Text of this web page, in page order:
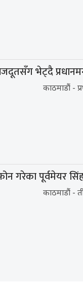
भेट्दै
काठमाडौं -
गरेका पूर्वमेयर
काठमाडौं -